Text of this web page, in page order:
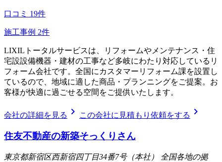
口コミ 19件
施工事例 2件
LIXILトータルサービスは、リフォームやメンテナンス・住
宅設設備機器・建材の工事など多岐にわたり対応しているリ
フォーム会社です。全国にカスタマーリフォーム課を設置し
ているので、地域に適した商品・プランニングをご提案。お
客様が快適に過ごせる空間をご提供いたします。
会社の詳細を見る chevron_right この会社に見積もり依頼をする chevron_right
住友不動産の新築そっくりさん
東京都新宿区西新宿四丁目34番7号（本社） 全国各地の拠